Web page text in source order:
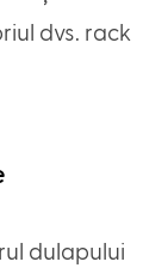
dvs. rack
dulapului